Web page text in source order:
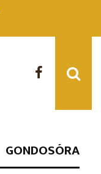
GONDOSÓRA